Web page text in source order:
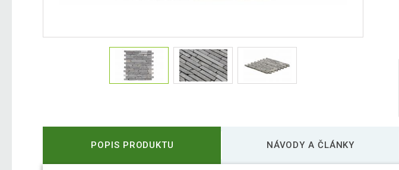
POPIS PRODUKTU NÁVODY A ČLÁNKY